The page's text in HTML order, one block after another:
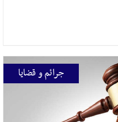
جرائم و قضايا